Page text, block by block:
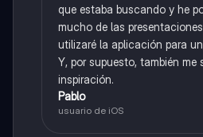
que estaba buscando y he
mucho de las
utilizaré la aplicación para
Y, por supuesto, también me
inspiración.
Pablo
usuario de iOS